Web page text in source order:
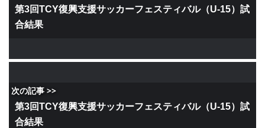
第3回TCY復興支援サッカーフェスティバル（U-15）試
合結果
次の記事 >>
第3回TCY復興支援サッカーフェスティバル（U-15）試
合結果